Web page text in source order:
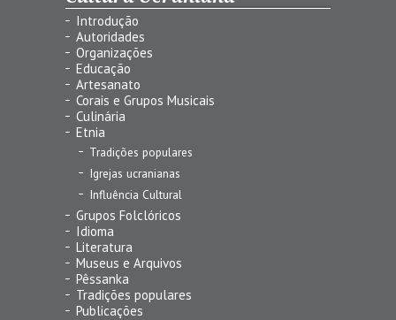
Introdução
Autoridades
Organizações
Educação
Artesanato
Corais e Grupos Musicais
Culinária
Etnia
Tradições populares
Igrejas ucranianas
Influência Cultural
Grupos Folclóricos
Idioma
Literatura
Museus e Arquivos
Pêssanka
Tradições populares
Publicações